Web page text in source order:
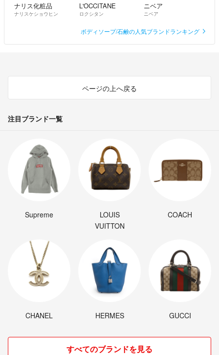
ナリス化粧品
ナリスケショウヒン
L'OCCITANE
ロクシタン
ニベア
ニベア
ボディソープ/石鹸の人気ブランドランキング
ページの上へ戻る
注目ブランド一覧
Supreme
LOUIS
VUITTON
COACH
CHANEL HERMES GUCCI
すべてのブランドを見る